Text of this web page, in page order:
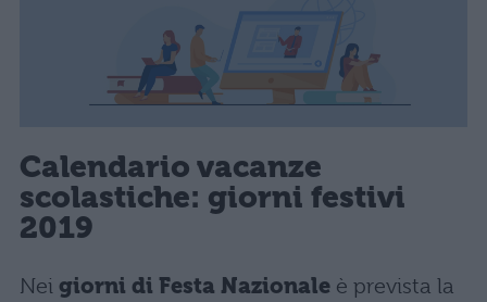
Calendario vacanze
scolastiche: giorni festivi
2019
Nei giorni di Festa Nazionale è prevista la